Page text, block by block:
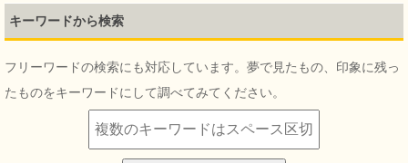
キーワードから検索
フリーワードの検索にも対応しています。夢で見たもの、印象に残っ
たものをキーワードにして調べてみてください。